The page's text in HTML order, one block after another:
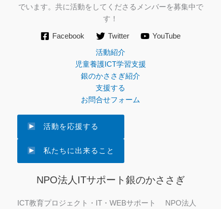
でいます。共に活動をしてくださるメンバーを募集中で
す！
Facebook Twitter YouTube
活動紹介
児童養護ICT学習支援
銀のかささぎ紹介
支援する
お問合せフォーム
活動を応援する
私たちに出来ること
NPO法人ITサポート銀のかささぎ
ICT教育プロジェクト・IT・WEBサポート NPO法人